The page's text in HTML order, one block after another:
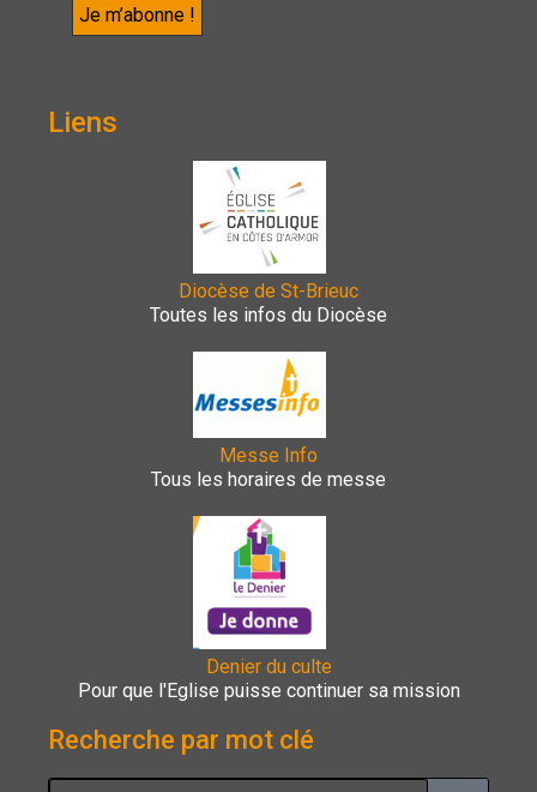
Liens
Diocèse de St-Brieuc
Toutes les infos du Diocèse
Messe Info
Tous les horaires de messe
Denier du culte
Pour que l'Eglise puisse continuer sa mission
Recherche par mot clé